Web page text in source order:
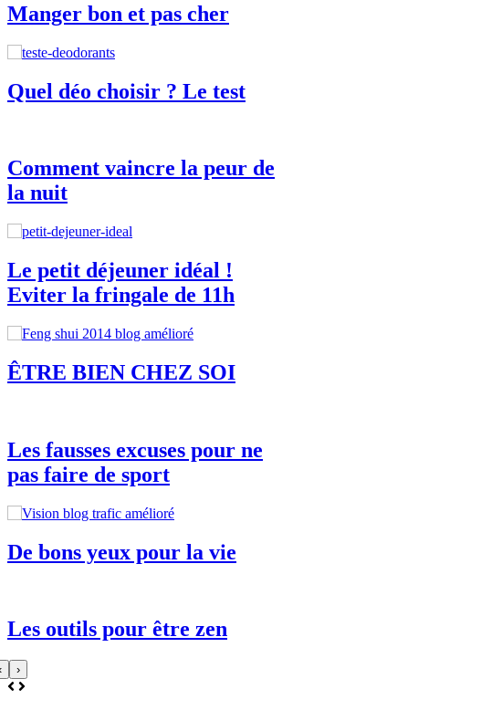
Manger bon et pas cher
Quel déo choisir ? Le test
Comment vaincre la peur de
la nuit
Le petit déjeuner idéal !
Eviter la fringale de 11h
ÊTRE BIEN CHEZ SOI
Les fausses excuses pour ne
pas faire de sport
De bons yeux pour la vie
Les outils pour être zen
›